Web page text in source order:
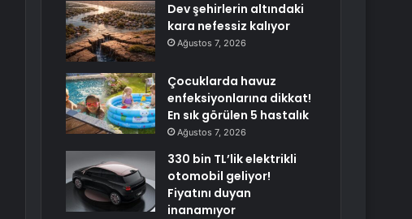
Dev şehirlerin altındaki
kara nefessiz kalıyor
Ağustos 7, 2026
Çocuklarda havuz
enfeksiyonlarına dikkat!
En sık görülen 5 hastalık
Ağustos 7, 2026
330 bin TL’lik elektrikli
otomobil geliyor!
Fiyatını duyan
inanamıyor